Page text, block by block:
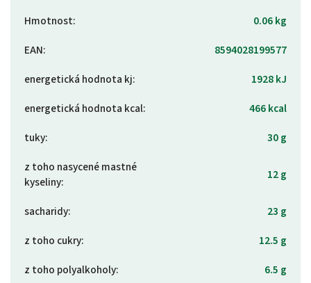
Hmotnost:
0.06 kg
EAN:
8594028199577
energetická hodnota kj:
1928 kJ
energetická hodnota kcal:
466 kcal
tuky:
30 g
z toho nasycené mastné
kyseliny: 12 g
sacharidy:
23 g
z toho cukry:
12.5 g
z toho polyalkoholy:
6.5 g